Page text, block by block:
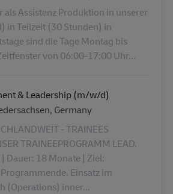
als Assistenz Produktion in unserer
in Teilzeit (30 Stunden) in
sind die Tage Montag bis
von 06:00-17:00 Uhr...
& Leadership (m/w/d)
Germany
- TRAINEES
TRAINEEPROGRAMM LEAD.
Dauer: 18 Monate | Ziel:
Einsatz im
(Operations) inner...